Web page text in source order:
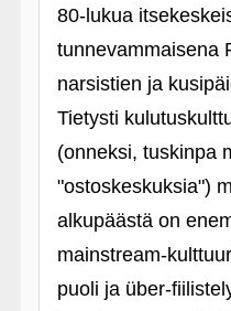
80-lukua
tunnevammaisena
narsistien ja
Tietysti
(onneksi, tuskinpa
"ostoskeskuksia")
alkupäästä on
mainstream-
puoli ja über-